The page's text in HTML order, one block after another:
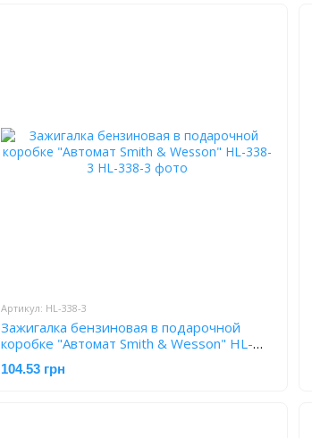
Артикул: HL-338-3
Зажигалка бензиновая в подарочной
коробке "Автомат Smith & Wesson" HL-
338-3
104.53 грн